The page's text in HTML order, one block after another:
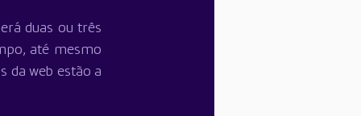
duas ou três
até mesmo
da web estão a